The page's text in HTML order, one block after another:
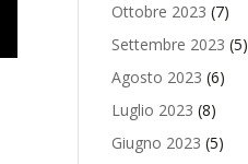
Ottobre 2023 (7)
Settembre 2023 (5)
Agosto 2023 (6)
Luglio 2023 (8)
Giugno 2023 (5)